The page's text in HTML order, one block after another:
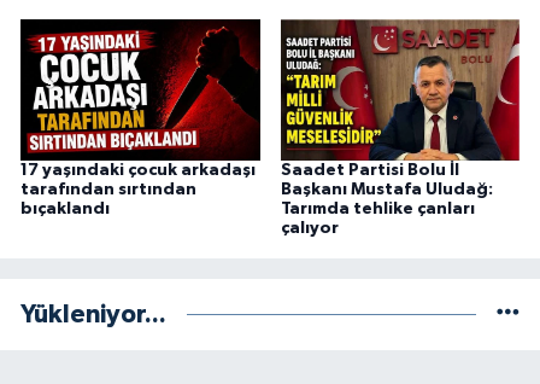
17 yaşındaki çocuk arkadaşı
tarafından sırtından
bıçaklandı
Saadet Partisi Bolu İl
Başkanı Mustafa Uludağ:
Tarımda tehlike çanları
çalıyor
Yükleniyor...